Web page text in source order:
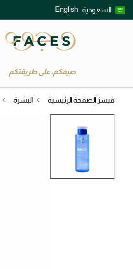
السعودية English
اشتري الآن و ادفع لاحقاً مع تابي و تمارا!
صيفكم، على طريقتكم
فيسز الصفحة الرئيسية البشرة